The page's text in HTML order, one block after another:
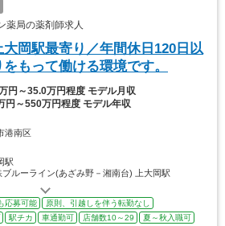
局の薬剤師求人
大岡駅最寄り／年間休日120日以
もって働ける環境です。
円～35.0万円程度 モデル月収
円～550万円程度 モデル年収
港南区
駅
ルーライン(あざみ野－湘南台) 上大岡駅
応募可能
原則、引越しを伴う転勤なし
駅チカ 車通勤可 店舗数10～29
夏～秋入職可